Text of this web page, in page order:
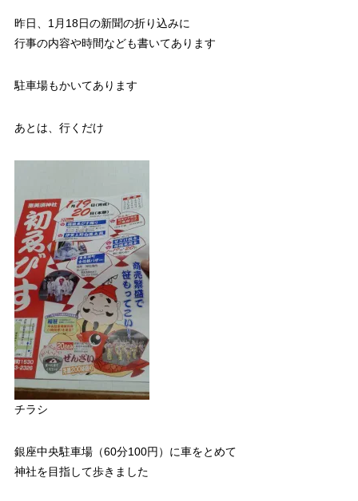
昨日、1月18日の新聞の折り込みに
行事の内容や時間なども書いてあります
駐車場もかいてあります
あとは、行くだけ
チラシ
銀座中央駐車場（60分100円）に車をとめて
神社を目指して歩きました